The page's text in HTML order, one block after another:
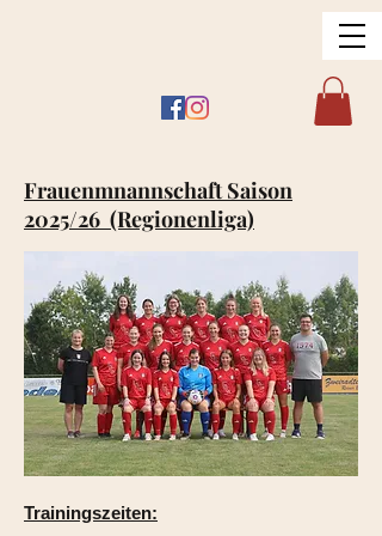
Frauenmnannschaft Saison
2025/26 (Regionenliga)
Trainingszeiten: